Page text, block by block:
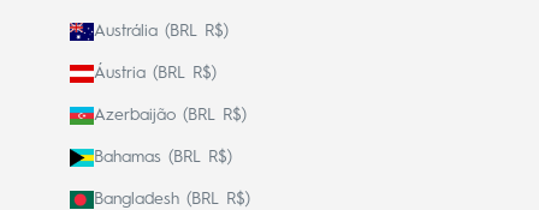
Austrália (BRL R$)
Áustria (BRL R$)
Azerbaijão (BRL R$)
Bahamas (BRL R$)
Bangladesh (BRL R$)